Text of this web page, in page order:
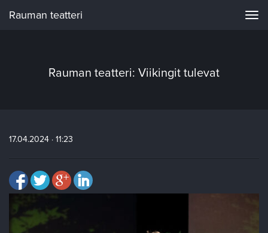
Rauman teatteri
Rauman teatteri: Viikingit tulevat
17.04.2024 · 11:23